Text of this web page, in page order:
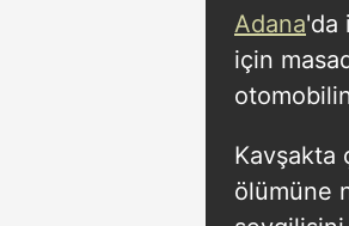
Adana'da
için
Kavşakta
ölümüne